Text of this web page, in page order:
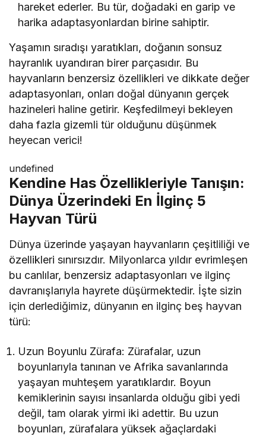
hareket ederler. Bu tür, doğadaki en garip ve
harika adaptasyonlardan birine sahiptir.
Yaşamın sıradışı yaratıkları, doğanın sonsuz
hayranlık uyandıran birer parçasıdır. Bu
hayvanların benzersiz özellikleri ve dikkate değer
adaptasyonları, onları doğal dünyanın gerçek
hazineleri haline getirir. Keşfedilmeyi bekleyen
daha fazla gizemli tür olduğunu düşünmek
heyecan verici!
undefined
Kendine Has Özellikleriyle Tanışın:
Dünya Üzerindeki En İlginç 5
Hayvan Türü
Dünya üzerinde yaşayan hayvanların çeşitliliği ve
özellikleri sınırsızdır. Milyonlarca yıldır evrimleşen
bu canlılar, benzersiz adaptasyonları ve ilginç
davranışlarıyla hayrete düşürmektedir. İşte sizin
için derlediğimiz, dünyanın en ilginç beş hayvan
türü:
Uzun Boyunlu Zürafa: Zürafalar, uzun
boyunlarıyla tanınan ve Afrika savanlarında
yaşayan muhteşem yaratıklardır. Boyun
kemiklerinin sayısı insanlarda olduğu gibi yedi
değil, tam olarak yirmi iki adettir. Bu uzun
boyunları, zürafalara yüksek ağaçlardaki